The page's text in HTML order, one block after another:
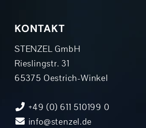
KONTAKT
STENZEL GmbH
Rieslingstr. 31
65375 Oestrich-Winkel
+49 (0) 611 510199 0
info@stenzel.de